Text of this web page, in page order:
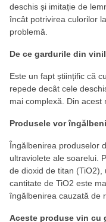
deschis și imitație de
încât potrivirea culorilor
problemă.
De ce gardurile din
Este un fapt științific că
repede decât cele
mai complexă. Din acest
Produsele vor
Îngălbenirea produselor
ultraviolete ale soarelui.
de dioxid de titan (TiO2),
cantitate de TiO2 este
îngălbenirea cauzată de
Aceste produse vin cu